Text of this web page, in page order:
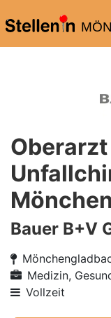
Bauer B+V
Medizin,
Vollzeit